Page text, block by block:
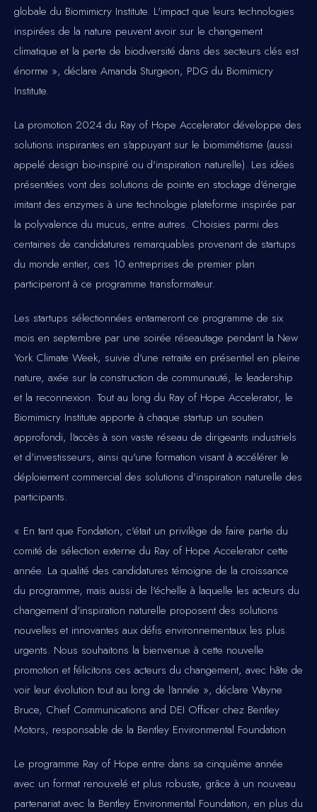
globale du Biomimicry Institute. L'impact que leurs technologies
inspirées de la nature peuvent avoir sur le changement
climatique et la perte de biodiversité dans des secteurs clés est
énorme », déclare Amanda Sturgeon, PDG du Biomimicry
Institute.
La promotion 2024 du Ray of Hope Accelerator développe des
solutions inspirantes en s'appuyant sur le biomimétisme (aussi
appelé design bio-inspiré ou d'inspiration naturelle). Les idées
présentées vont des solutions de pointe en stockage d'énergie
imitant des enzymes à une technologie plateforme inspirée par
la polyvalence du mucus, entre autres. Choisies parmi des
centaines de candidatures remarquables provenant de startups
du monde entier, ces 10 entreprises de premier plan
participeront à ce programme transformateur.
Les startups sélectionnées entameront ce programme de six
mois en septembre par une soirée réseautage pendant la New
York Climate Week, suivie d'une retraite en présentiel en pleine
nature, axée sur la construction de communauté, le leadership
et la reconnexion. Tout au long du Ray of Hope Accelerator, le
Biomimicry Institute apporte à chaque startup un soutien
approfondi, l'accès à son vaste réseau de dirigeants industriels
et d'investisseurs, ainsi qu'une formation visant à accélérer le
déploiement commercial des solutions d'inspiration naturelle des
participants.
« En tant que Fondation, c'était un privilège de faire partie du
comité de sélection externe du Ray of Hope Accelerator cette
année. La qualité des candidatures témoigne de la croissance
du programme, mais aussi de l'échelle à laquelle les acteurs du
changement d'inspiration naturelle proposent des solutions
nouvelles et innovantes aux défis environnementaux les plus
urgents. Nous souhaitons la bienvenue à cette nouvelle
promotion et félicitons ces acteurs du changement, avec hâte de
voir leur évolution tout au long de l'année », déclare Wayne
Bruce, Chief Communications and DEI Officer chez Bentley
Motors, responsable de la Bentley Environmental Foundation
Le programme Ray of Hope entre dans sa cinquième année
avec un format renouvelé et plus robuste, grâce à un nouveau
partenariat avec la Bentley Environmental Foundation, en plus du